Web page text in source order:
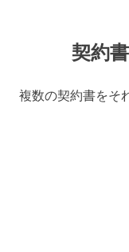
契約
複数の契約書をそ